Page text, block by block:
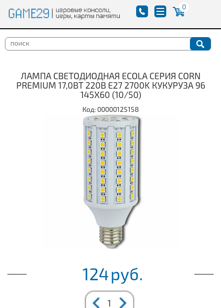
0
ЛАМПА СВЕТОДИОДНАЯ ECOLA СЕРИЯ CORN
PREMIUM 17,0ВТ 220В E27 2700K КУКУРУЗА 96
145X60 (10/50)
Код: 00000125158
124руб.